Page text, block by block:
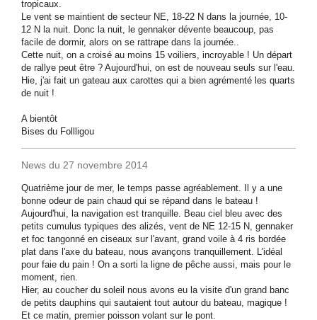
tropicaux.
Le vent se maintient de secteur NE, 18-22 N dans la journée, 10-
12 N la nuit. Donc la nuit, le gennaker dévente beaucoup, pas
facile de dormir, alors on se rattrape dans la journée..
Cette nuit, on a croisé au moins 15 voiliers, incroyable ! Un départ
de rallye peut être ? Aujourd'hui, on est de nouveau seuls sur l'eau.
Hie, j'ai fait un gateau aux carottes qui a bien agrémenté les quarts
de nuit !
A bientôt
Bises du Follligou
News du 27 novembre 2014
Quatrième jour de mer, le temps passe agréablement. Il y a une
bonne odeur de pain chaud qui se répand dans le bateau !
Aujourd'hui, la navigation est tranquille. Beau ciel bleu avec des
petits cumulus typiques des alizés, vent de NE 12-15 N, gennaker
et foc tangonné en ciseaux sur l'avant, grand voile à 4 ris bordée
plat dans l'axe du bateau, nous avançons tranquillement. L'idéal
pour faie du pain ! On a sorti la ligne de pêche aussi, mais pour le
moment, rien.
Hier, au coucher du soleil nous avons eu la visite d'un grand banc
de petits dauphins qui sautaient tout autour du bateau, magique !
Et ce matin, premier poisson volant sur le pont.